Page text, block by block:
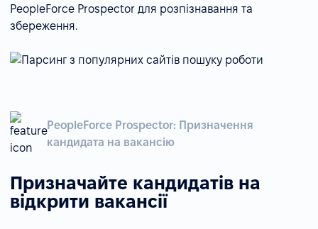
PeopleForce Prospector для розпізнавання та
збереження.
PeopleForce Prospector: Призначення
кандидата на вакансію
Призначайте кандидатів на
відкрити вакансії